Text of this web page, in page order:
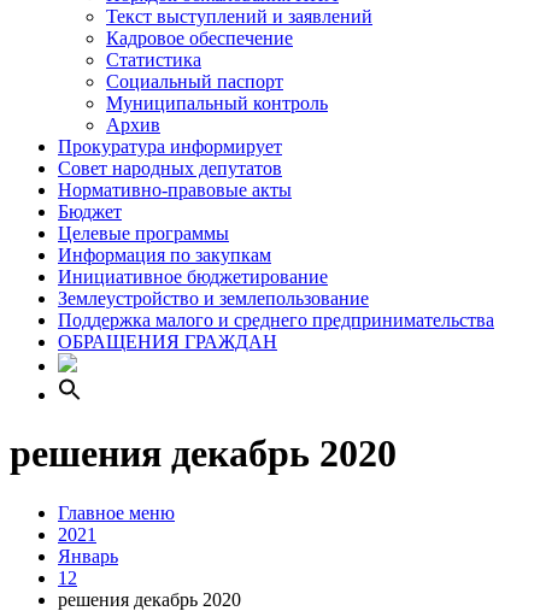
Текст выступлений и заявлений
Кадровое обеспечение
Статистика
Социальный паспорт
Муниципальный контроль
Архив
Прокуратура информирует
Совет народных депутатов
Нормативно-правовые акты
Бюджет
Целевые программы
Информация по закупкам
Инициативное бюджетирование
Землеустройство и землепользование
Поддержка малого и среднего предпринимательства
ОБРАЩЕНИЯ ГРАЖДАН
решения декабрь 2020
Главное меню
2021
Январь
12
решения декабрь 2020